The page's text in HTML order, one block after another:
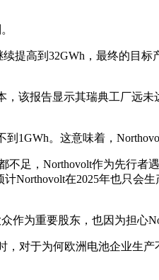
提高到32GWh，最终的目
该报告显示其瑞典工厂远
1GWh。这意味着，
足，Northovolt作为先行
Northovolt在2025年也只会
为重要股东，也因为担心
对于为何欧洲电池企业生